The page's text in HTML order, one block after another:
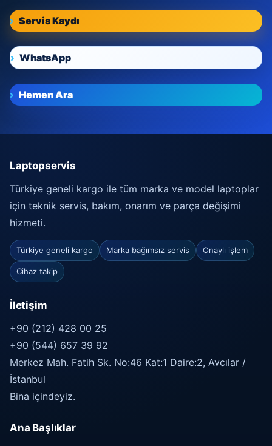
Servis Kaydı
WhatsApp
Hemen Ara
Laptopservis
Türkiye geneli kargo ile tüm marka ve model laptoplar
için teknik servis, bakım, onarım ve parça değişimi
hizmeti.
Türkiye geneli kargo Marka bağımsız servis Onaylı işlem
Cihaz takip
İletişim
+90 (212) 428 00 25
+90 (544) 657 39 92
Merkez Mah. Fatih Sk. No:46 Kat:1 Daire:2, Avcılar /
İstanbul
Bina içindeyiz.
Ana Başlıklar